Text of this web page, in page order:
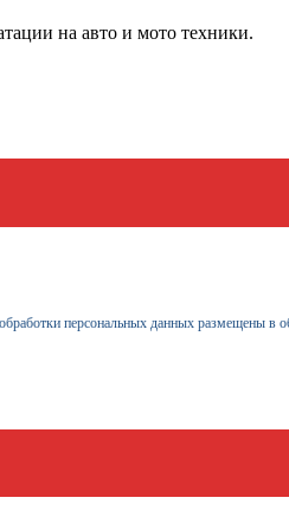
на авто и мото техники.
персональных данных размещены в